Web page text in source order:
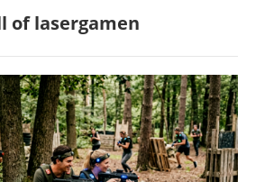
of lasergamen